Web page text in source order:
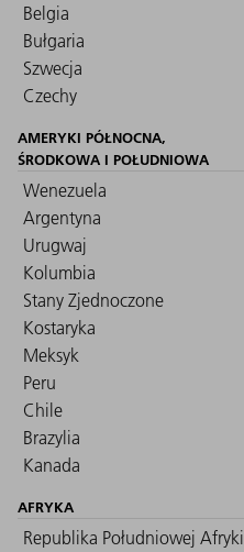
Belgia
Bułgaria
Szwecja
Czechy
AMERYKI PÓŁNOCNA,
ŚRODKOWA I POŁUDNIOWA
Wenezuela
Argentyna
Urugwaj
Kolumbia
Stany Zjednoczone
Kostaryka
Meksyk
Peru
Chile
Brazylia
Kanada
AFRYKA
Republika Południowej Afryki